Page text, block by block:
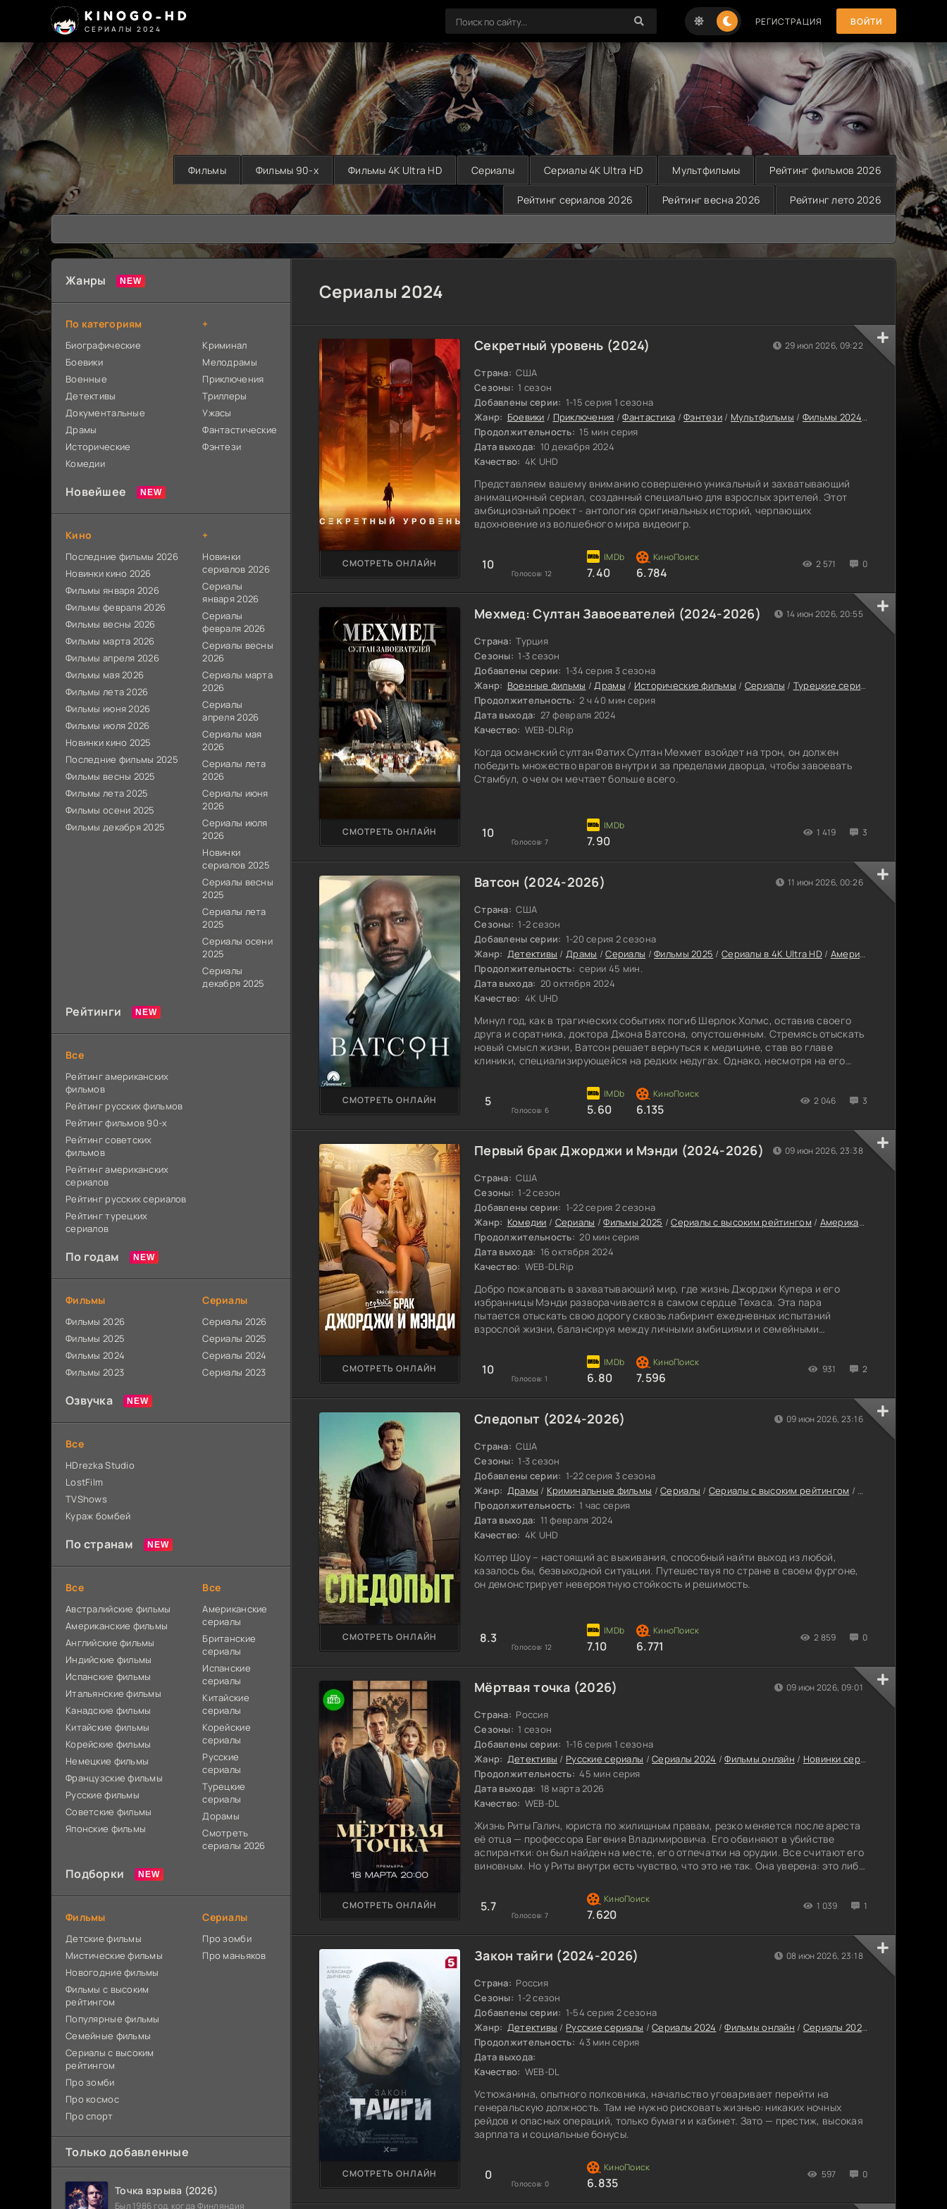
KINOGO-HD
СЕРИАЛЫ 2024
РЕГИСТРАЦИЯ ВОЙТИ
Фильмы Фильмы 90-х Фильмы 4K Ultra HD Сериалы Сериалы 4K Ultra HD Мультфильмы Рейтинг фильмов 2026
Рейтинг сериалов 2026 Рейтинг весна 2026 Рейтинг лето 2026
Сериалы 2024
Секретный уровень (2024)
Страна: США
Сезоны: 1 сезон
Добавлены серии: 1-15 серия 1 сезона
Жанр: Боевики / Приключения /Фантастика /Фэнтези / Мультфильмы / Фильмы 2024/
Продолжительность: 15 мин серия
Дата выхода: 10 декабря 2024
Качество: 4K UHD
Представляем вашему вниманию совершенно уникальный и захватывающий
анимационный сериал, созданный специально для взрослых зрителей. Этот
амбициозный проект - антология оригинальных историй, черпающих
вдохновение из волшебного мира видеоигр.
СМОТРЕТЬ ОНЛАЙН 10
Голосов: 12 7.40 6.784
2 571 0
29 июл 2026, 09:22
Мехмед: Султан Завоевателей (2024-2026)
Страна: Турция
Сезоны: 1-3 сезон
Добавлены серии: 1-34 серия 3 сезона
Жанр: Военные фильмы /Драмы / Исторические фильмы / Сериалы / Турецкие сериалы
Продолжительность: 2 ч 40 мин серия
Дата выхода: 27 февраля 2024
Качество: WEB-DLRip
Когда османский султан Фатих Султан Мехмет взойдет на трон, он должен
победить множество врагов внутри и за пределами дворца, чтобы завоевать
Стамбул, о чем он мечтает больше всего.
СМОТРЕТЬ ОНЛАЙН 10
Голосов: 7 7.90
1 419 3
14 июн 2026, 20:55
Ватсон (2024-2026)
Страна: США
Сезоны: 1-2 сезон
Добавлены серии: 1-20 серия 2 сезона
Жанр: Детективы /Драмы /Сериалы /Фильмы 2025 /Сериалы в 4K Ultra HD/ Американские сериалы
Продолжительность: серии 45 мин.
Дата выхода: 20 октября 2024
Качество: 4K UHD
Минул год, как в трагических событиях погиб Шерлок Холмс, оставив своего
друга и соратника, доктора Джона Ватсона, опустошенным. Стремясь отыскать
новый смысл жизни, Ватсон решает вернуться к медицине, став во главе
клиники, специализирующейся на редких недугах. Однако, несмотря на его
СМОТРЕТЬ ОНЛАЙН 5
Голосов: 6 5.60 6.135
2 046 3
11 июн 2026, 00:26
Первый брак Джорджи и Мэнди (2024-2026)
Страна: США
Сезоны: 1-2 сезон
Добавлены серии: 1-22 серия 2 сезона
Жанр: Комедии / Сериалы /Фильмы 2025 /Сериалы с высоким рейтингом / Американские сериалы
Продолжительность: 20 мин серия
Дата выхода: 16 октября 2024
Качество: WEB-DLRip
Добро пожаловать в захватывающий мир, где жизнь Джорджи Купера и его
избранницы Мэнди разворачивается в самом сердце Техаса. Эта пара
пытается отыскать свою дорогу сквозь лабиринт ежедневных испытаний
взрослой жизни, балансируя между личными амбициями и семейными
СМОТРЕТЬ ОНЛАЙН 10
Голосов: 1 6.80 7.596
931 2
09 июн 2026, 23:38
Следопыт (2024-2026)
Страна: США
Сезоны: 1-3 сезон
Добавлены серии: 1-22 серия 3 сезона
Жанр: Драмы / Криминальные фильмы /Сериалы / Сериалы с высоким рейтингом / Сериалы в 4K Ultra
Продолжительность: 1 час серия
Дата выхода: 11 февраля 2024
Качество: 4K UHD
Колтер Шоу – настоящий ас выживания, способный найти выход из любой,
казалось бы, безвыходной ситуации. Путешествуя по стране в своем фургоне,
он демонстрирует невероятную стойкость и решимость.
СМОТРЕТЬ ОНЛАЙН 8.3
Голосов: 12 7.10 6.771
2 859 0
09 июн 2026, 23:16
Мёртвая точка (2026)
Страна: Россия
Сезоны: 1 сезон
Добавлены серии: 1-16 серия 1 сезона
Жанр: Детективы / Русские сериалы /Сериалы 2024 /Фильмы онлайн / Новинки сериалов 2026
Продолжительность: 45 мин серия
Дата выхода: 18 марта 2026
Качество: WEB-DL
Жизнь Риты Галич, юриста по жилищным правам, резко меняется после ареста
её отца — профессора Евгения Владимировича. Его обвиняют в убийстве
аспирантки: он был найден на месте, его отпечатки на орудии. Все считают его
виновным. Но у Риты внутри есть чувство, что это не так. Она уверена: это либо
Её убеждённость привлекает двух профессионалов: друга-адвоката и бывшего
оперативника Одинцова. Они начинают собирать
СМОТРЕТЬ ОНЛАЙН 5.7
Голосов: 7 7.620
1 039 1
09 июн 2026, 09:01
Закон тайги (2024-2026)
Страна: Россия
Сезоны: 1-2 сезон
Добавлены серии: 1-54 серия 2 сезона
Жанр: Детективы / Русские сериалы /Сериалы 2024 /Фильмы онлайн / Сериалы 2026
Продолжительность: 43 мин серия
Дата выхода:
Качество: WEB-DL
Устюжанина, опытного полковника, начальство уговаривает перейти на
генеральскую должность. Там не нужно рисковать жизнью: никаких ночных
рейдов и опасных операций, только бумаги и кабинет. Зато — престиж, высокая
зарплата и социальные бонусы.
СМОТРЕТЬ ОНЛАЙН 0
Голосов: 0 6.835
597 0
08 июн 2026, 23:18
Жанры
По категориям
Биографические
Боевики
Военные
Детективы
Документальные
Драмы
Исторические
Комедии
+
Криминал
Мелодрамы
Приключения
Триллеры
Ужасы
Фантастические
Фэнтези
Новейшее
Кино
Последние фильмы 2026
Новинки кино 2026
Фильмы января 2026
Фильмы февраля 2026
Фильмы весны 2026
Фильмы марта 2026
Фильмы апреля 2026
Фильмы мая 2026
Фильмы лета 2026
Фильмы июня 2026
Фильмы июля 2026
Новинки кино 2025
Последние фильмы 2025
Фильмы весны 2025
Фильмы лета 2025
Фильмы осени 2025
Фильмы декабря 2025
+
Новинки
сериалов 2026
Сериалы
января 2026
Сериалы
февраля 2026
Сериалы весны
2026
Сериалы марта
2026
Сериалы
апреля 2026
Сериалы мая
2026
Сериалы лета
2026
Сериалы июня
2026
Сериалы июля
2026
Новинки
сериалов 2025
Сериалы весны
2025
Сериалы лета
2025
Сериалы осени
2025
Сериалы
декабря 2025
Рейтинги
Все
Рейтинг американских
фильмов
Рейтинг русских фильмов
Рейтинг фильмов 90-х
Рейтинг советских
фильмов
Рейтинг американских
сериалов
Рейтинг русских сериалов
Рейтинг турецких
сериалов
По годам
Фильмы
Фильмы 2026
Фильмы 2025
Фильмы 2024
Фильмы 2023
Сериалы
Сериалы 2026
Сериалы 2025
Сериалы 2024
Сериалы 2023
Озвучка
Все
HDrezka Studio
LostFilm
TVShows
Кураж бомбей
По странам
Все
Австралийские фильмы
Американские фильмы
Английские фильмы
Индийские фильмы
Испанские фильмы
Итальянские фильмы
Канадские фильмы
Китайские фильмы
Корейские фильмы
Немецкие фильмы
Французские фильмы
Русские фильмы
Советские фильмы
Японские фильмы
Все
Американские
сериалы
Британские
сериалы
Испанские
сериалы
Китайские
сериалы
Корейские
сериалы
Русские
сериалы
Турецкие
сериалы
Дорамы
Смотреть
сериалы 2026
Подборки
Фильмы
Детские фильмы
Мистические фильмы
Новогодние фильмы
Фильмы с высоким
рейтингом
Популярные фильмы
Семейные фильмы
Сериалы с высоким
рейтингом
Про зомби
Про космос
Про спорт
Сериалы
Про зомби
Про маньяков
Только добавленные
Точка взрыва (2026)
Был 1986 год, когда Финляндия